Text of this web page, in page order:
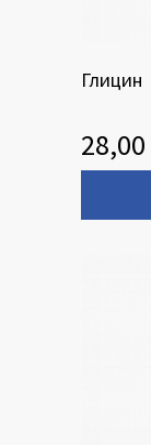
Глицин
28,00